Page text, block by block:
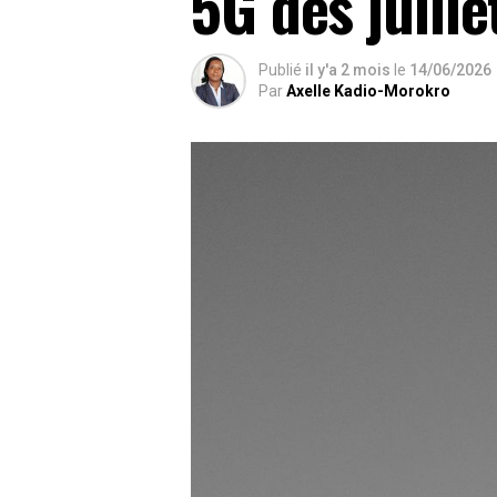
Publié il y'a 2 mois le 14/06/2026
ParAxelle Kadio-Morokro